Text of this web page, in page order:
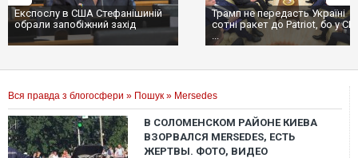
Експослу в США Стефанішиній
обрали запобіжний захід
Трамп не передасть Україні
сотні ракет до Patriot, бо у
...
Вся правда з блогосфери » Пошук » Mersedes
В СОЛОМЕНСКОМ РАЙОНЕ КИЕВА
ВЗОРВАЛСЯ MERSEDES, ЕСТЬ
ЖЕРТВЫ. ФОТО, ВИДЕО